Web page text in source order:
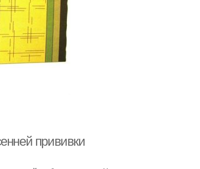
прививки